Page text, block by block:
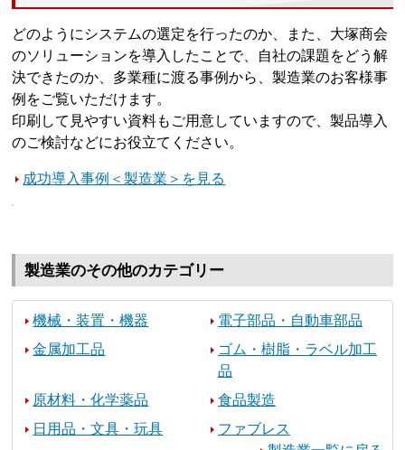
どのようにシステムの選定を行ったのか、また、大塚商会
のソリューションを導入したことで、自社の課題をどう解
決できたのか、多業種に渡る事例から、製造業のお客様事
例をご覧いただけます。
印刷して見やすい資料もご用意していますので、製品導入
のご検討などにお役立てください。
成功導入事例＜製造業＞を見る
製造業のその他のカテゴリー
機械・装置・機器
電子部品・自動車部品
金属加工品
ゴム・樹脂・ラベル加工
品
原材料・化学薬品
食品製造
日用品・文具・玩具
ファブレス